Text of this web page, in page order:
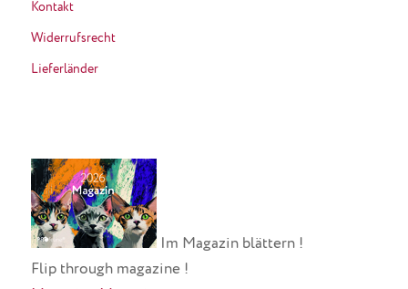
Kontakt
Widerrufsrecht
Lieferländer
Im Magazin blättern !
Flip through magazine !